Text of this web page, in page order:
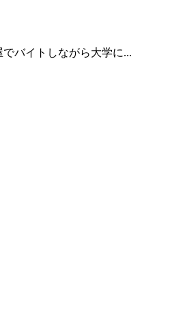
バイトしながら大学に...